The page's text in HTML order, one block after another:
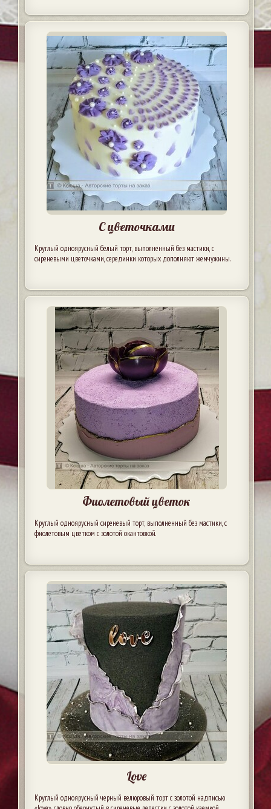
С цветочками
Круглый одноярусный белый торт, выполненный без мастики, с
сиреневыми цветочками, серединки которых дополняют жемчужины.
Фиолетовый цветок
Круглый одноярусный сиреневый торт, выполненный без мастики, с
фиолетовым цветком с золотой окантовкой.
Love
Круглый одноярусный черный велюровый торт с золотой надписью